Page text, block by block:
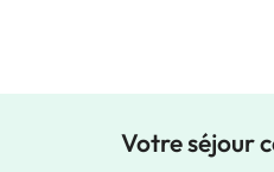
Votre séjour